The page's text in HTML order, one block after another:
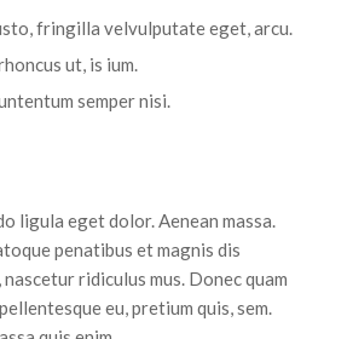
fringilla velvulputate eget, arcu.
ut, is ium.
semper nisi.
ligula eget dolor. Aenean massa.
penatibus et magnis dis
ridiculus mus. Donec quam
eu, pretium quis, sem.